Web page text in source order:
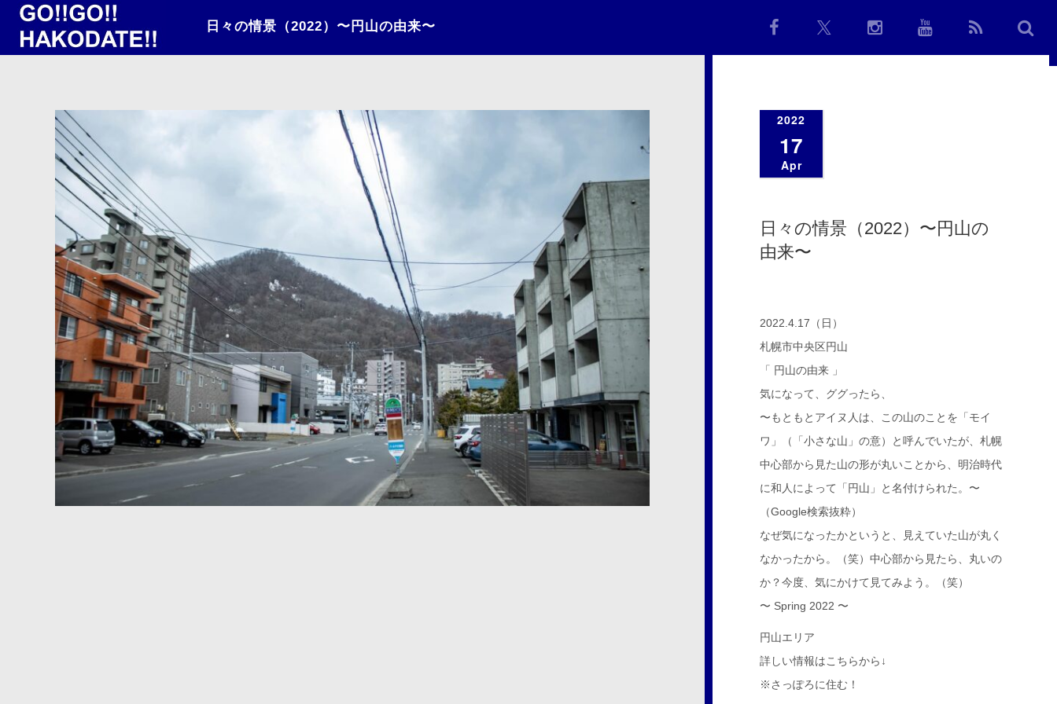
日々の情景（2022）〜円山の由来〜
2022
17
Apr
日々の情景（2022）〜円山の
由来〜
2022.4.17（日）
札幌市中央区円山
「 円山の由来 」
気になって、ググったら、
〜もともとアイヌ人は、この山のことを「モイ
ワ」（「小さな山」の意）と呼んでいたが、札幌
中心部から見た山の形が丸いことから、明治時代
に和人によって「円山」と名付けられた。〜
（Google検索抜粋）
なぜ気になったかというと、見えていた山が丸く
なかったから。（笑）中心部から見たら、丸いの
か？今度、気にかけて見てみよう。（笑）
〜 Spring 2022 〜
円山エリア
詳しい情報はこちらから↓
※さっぽろに住む！